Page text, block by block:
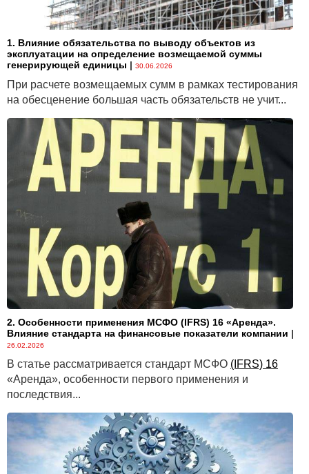
1. Влияние обязательства по выводу объектов из
эксплуатации на определение возмещаемой суммы
генерирующей единицы | 30.06.2026
При расчете возмещаемых сумм в рамках тестирования
на обесценение большая часть обязательств не учит...
2. Особенности применения МСФО (IFRS) 16 «Аренда».
Влияние стандарта на финансовые показатели компании |
26.02.2026
В статье рассматривается стандарт МСФО (IFRS) 16
«Аренда», особенности первого применения и
последствия...